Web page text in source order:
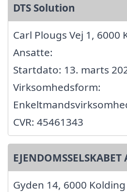
DTS Solution
Carl Plougs Vej 1, 6000
Ansatte:
Startdato: 13. marts
Virksomhedsform:
CVR: 45461343
EJENDOMSSELSKABET
Gyden 14, 6000 Kolding